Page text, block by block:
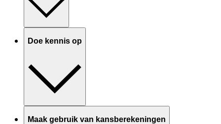
Doe kennis op
Maak gebruik van kansberekeningen